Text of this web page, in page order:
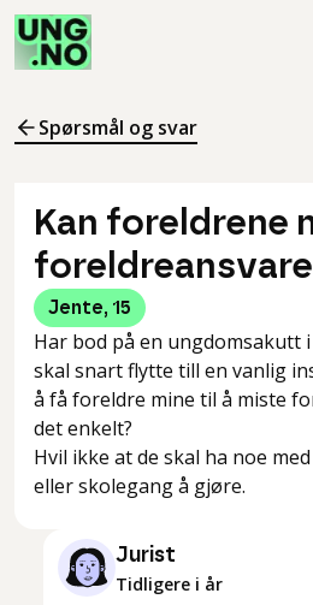
Spørsmål og svar
Kan foreldrene
Jente, 15
Har bod på en ungdomsakutt
skal snart flytte till en vanlig
å få foreldre mine til å miste
det enkelt?
Hvil ikke at de skal ha noe
eller skolegang å gjøre.
Jurist
Tidligere i år